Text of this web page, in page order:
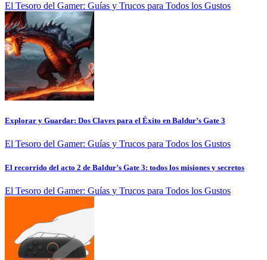
El Tesoro del Gamer: Guías y Trucos para Todos los Gustos
Explorar y Guardar: Dos Claves para el Éxito en Baldur’s Gate 3
El Tesoro del Gamer: Guías y Trucos para Todos los Gustos
El recorrido del acto 2 de Baldur’s Gate 3: todos los misiones y secretos
El Tesoro del Gamer: Guías y Trucos para Todos los Gustos